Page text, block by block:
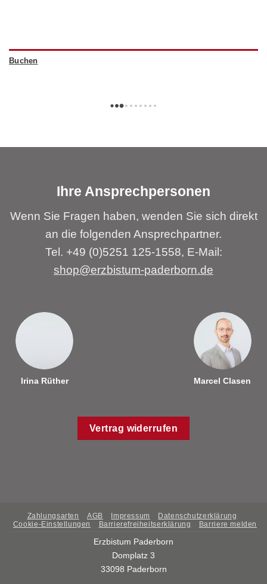
Buchen
Ihre Ansprechpersonen
Wenn Sie Fragen haben, wenden Sie sich direkt
an die folgenden Ansprechpartner.
Tel. +49 (0)5251 125-1558, E-Mail:
shop@erzbistum-paderborn.de
Irina Rüther Marcel Clasen
Vertrag widerrufen
Zahlungsarten AGB Impressum
Datenschutzerklärung
Cookie-Einstellungen
Barrierefreiheitserklärung Barriere melden
Erzbistum Paderborn
Domplatz 3
33098 Paderborn